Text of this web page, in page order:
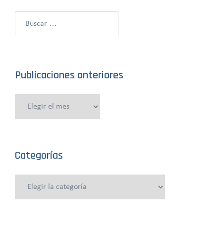
Publicaciones anteriores
Categorías